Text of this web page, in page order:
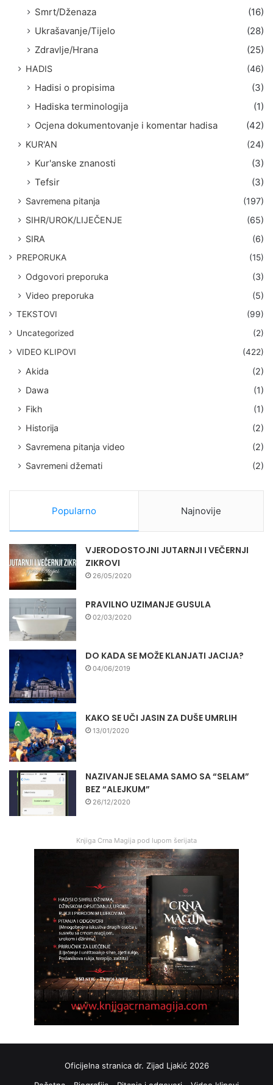
Smrt/Dženaza
(16)
Ukrašavanje/Tijelo
(28)
Zdravlje/Hrana
(25)
HADIS (46)
Hadisi o propisima
(3)
Hadiska terminologija
(1)
Ocjena dokumentovanje i komentar hadisa
(42)
KUR'AN (24)
Kur'anske znanosti
(3)
Tefsir
(3)
Savremena pitanja
(197)
SIHR/UROK/LIJEČENJE
(65)
SIRA
(6)
PREPORUKA (15)
Odgovori preporuka
(3)
Video preporuka
(5)
TEKSTOVI
(99)
Uncategorized
(2)
VIDEO KLIPOVI
(422)
Akida
(2)
Dawa
(1)
Fikh
(1)
Historija
(2)
Savremena pitanja video
(2)
Savremeni džemati
(2)
Popularno Najnovije
VJERODOSTOJNI JUTARNJI I VEČERNJI
ZIKROVI
26/05/2020
PRAVILNO UZIMANJE GUSULA
02/03/2020
DO KADA SE MOŽE KLANJATI JACIJA?
04/06/2019
KAKO SE UČI JASIN ZA DUŠE UMRLIH
13/01/2020
NAZIVANJE SELAMA SAMO SA “SELAM”
BEZ “ALEJKUM”
26/12/2020
Knjiga Crna Magija pod lupom šerijata
Oficijelna stranica dr. Zijad Ljakić 2026